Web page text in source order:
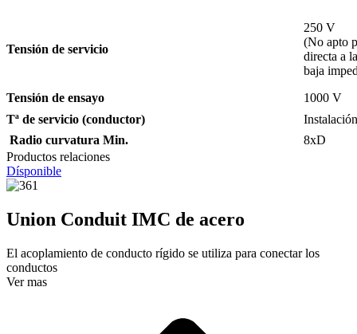
Tensión de servicio
250 V
(No apto
directa a
baja
Tensión de ensayo
1000 V
Tª de servicio (conductor)
Radio curvatura Min.
8xD
Productos relaciones
Dísponible
Union Conduit IMC de acero
El acoplamiento de conducto rígido se utiliza para conectar los
conductos
Ver mas